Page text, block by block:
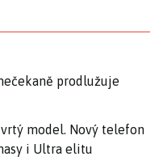
prodlužuje
model. Nový telefon
i Ultra elitu